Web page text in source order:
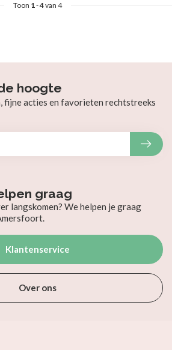
Toon 1-4van 4
graag
langskomen? We helpen je graag
Klantenservice
Over ons
hoogte
fijne acties en favorieten rechtstreeks